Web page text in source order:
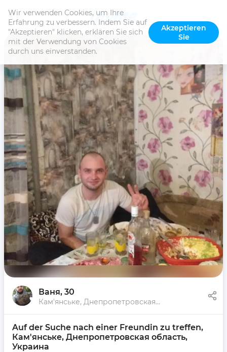
Wir verwenden Cookies, um Ihre
Erfahrung zu verbessern. Indem Sie auf
"Akzeptieren" klicken, erklären Sie sich
mit der Verwendung von Cookies
durch uns einverstanden.
Akzeptieren
Sie
Ваня, 30
Кам'янське, Днепропетровская область, Украина
Auf der Suche nach einer Freundin zu treffen,
Кам'янське, Днепропетровская область,
Украина